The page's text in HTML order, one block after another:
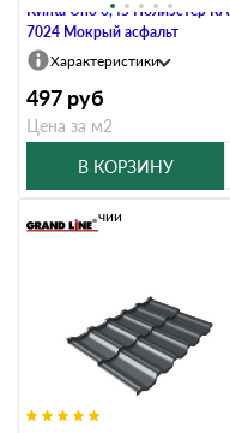
Kvinta Uno 0,45 Полиэстер
7024 Мокрый асфальт
Характеристики
497 руб
Цена за м2
В КОРЗИНУ
В наличии